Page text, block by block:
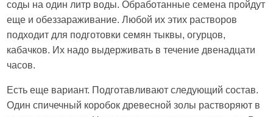
соды на один литр воды. Обработанные семена пройдут
еще и обеззараживание. Любой их этих растворов
подходит для подготовки семян тыквы, огурцов,
кабачков. Их надо выдерживать в течение двенадцати
часов.
Есть еще вариант. Подготавливают следующий состав.
Один спичечный коробок древесной золы растворяют в